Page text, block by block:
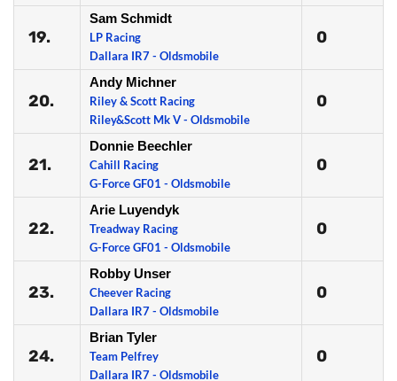
19.
Sam Schmidt
LP Racing
Dallara IR7 - Oldsmobile
0
20.
Andy Michner
Riley & Scott Racing
Riley&Scott Mk V - Oldsmobile
0
21.
Donnie Beechler
Cahill Racing
G-Force GF01 - Oldsmobile
0
22.
Arie Luyendyk
Treadway Racing
G-Force GF01 - Oldsmobile
0
23.
Robby Unser
Cheever Racing
Dallara IR7 - Oldsmobile
0
24.
Brian Tyler
Team Pelfrey
Dallara IR7 - Oldsmobile
0